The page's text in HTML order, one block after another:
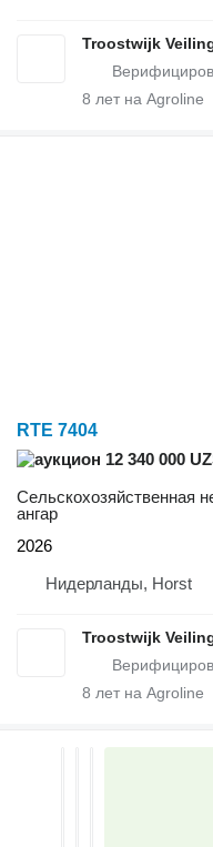
Troostwijk
8 лет на Agroline
RTE 7404
12 340 000
Сельскохозяйственная
ангар
2026
Нидерланды, Horst
Troostwijk
8 лет на Agroline